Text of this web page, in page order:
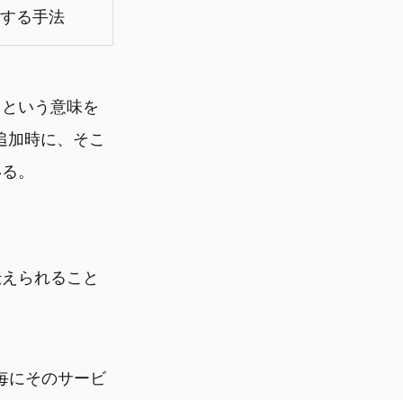
る手法
いう意味を
時に、そこ
。
られること
にそのサービ